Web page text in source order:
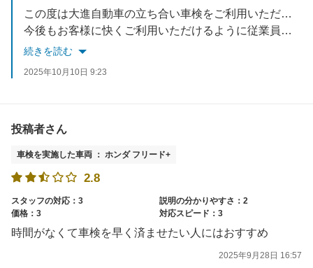
この度は大進自動車の立ち合い車検をご利用いただきありがとうございました！また、星5つの高評価と励みになるお言葉を頂き嬉しく思います。ありがとうございます。
今後もお客様に快くご利用いただけるように従業員一同、一生懸命心がけてまいります。
当社では車検の他に新車マイカーリース・中古車販売・キズヘコミ直し・万が一の事故受付・保険の見直しなどお車の事はトータルサポートさせていただいております。何かございましたらぜひご相談くださいね。またのご来店を心よりお待ちしております！✨
続きを読む
2025年10月10日 9:23
投稿者さん
車検を実施した車両 ： ホンダ フリード+
2.8
スタッフの対応：3
説明の分かりやすさ：2
価格：3
対応スピード：3
時間がなくて車検を早く済ませたい人にはおすすめ
2025年9月28日 16:57